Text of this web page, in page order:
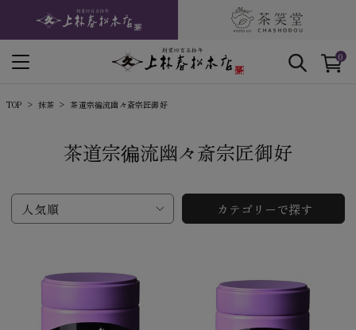
0
TOP 抹茶 茶道宗徧流幽々斎宗匠御好
茶道宗徧流幽々斎宗匠御好
人気順 カテゴリーで探す